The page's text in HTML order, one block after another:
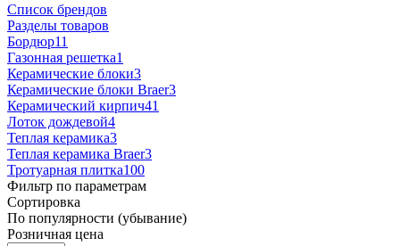
Список брендов
Разделы товаров
Бордюр11
Газонная решетка1
Керамические блоки3
Керамические блоки Braer3
Керамический кирпич41
Лоток дождевой4
Теплая керамика3
Теплая керамика Braer3
Тротуарная плитка100
Фильтр по параметрам
Сортировка
По популярности (убывание)
Розничная цена